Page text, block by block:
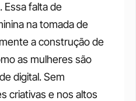
Essa falta de
na tomada de
a construção de
as mulheres são
digital. Sem
criativas e nos altos